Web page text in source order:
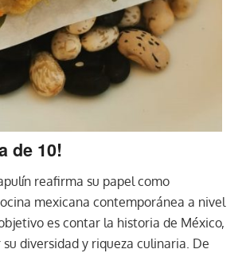
de 10!
reafirma su papel como
mexicana contemporánea a nivel
es contar la historia de México,
diversidad y riqueza culinaria. De